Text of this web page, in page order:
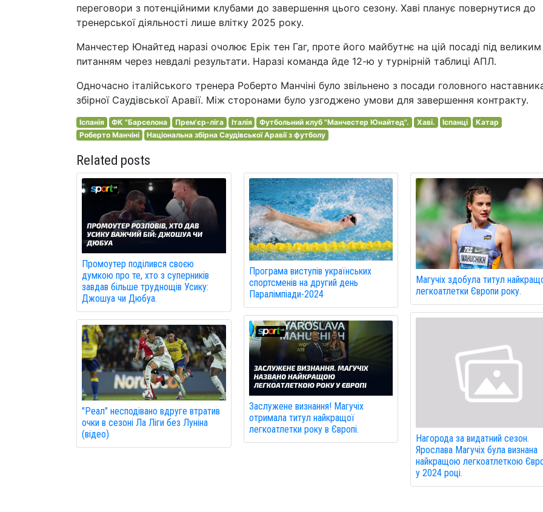
переговори з потенційними клубами до завершення цього сезону. Хаві планує повернутися до
тренерської діяльності лише влітку 2025 року.
Манчестер Юнайтед наразі очолює Ерік тен Гаг, проте його майбутнє на цій посаді під великим
питанням через невдалі результати. Наразі команда йде 12-ю у турнірній таблиці АПЛ.
Одночасно італійського тренера Роберто Манчіні було звільнено з посади головного
збірної Саудівської Аравії. Між сторонами було узгоджено умови для завершення контракту.
Іспанія ФК "Барселона Прем'єр-ліга Італія Футбольний клуб "Манчестер Юнайтед". Хаві. Іспанці
Катар
Роберто Манчіні
Національна збірна Саудівської Аравії з футболу
Related posts
Промоутер поділився своєю
думкою про те, хто з суперників
завдав більше труднощів Усику:
Джошуа чи Дюбуа.
"Реал" несподівано вдруге втратив
очки в сезоні Ла Ліги без Луніна
(відео)
Програма виступів українських
спортсменів на другий день
Паралімпіади-2024
Заслужене визнання! Магучіх
отримала титул найкращої
легкоатлетки року в Європі.
Магучіх здобула титул
легкоатлетки Європи року.
Нагорода за видатний сезон.
Ярослава Магучіх була визнана
найкращою легкоатлеткою
у 2024 році.